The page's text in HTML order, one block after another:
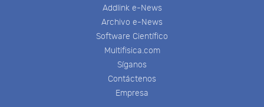
Addlink e-News
Archivo e-News
Software Científico
Multifisica.com
Síganos
Contáctenos
Empresa